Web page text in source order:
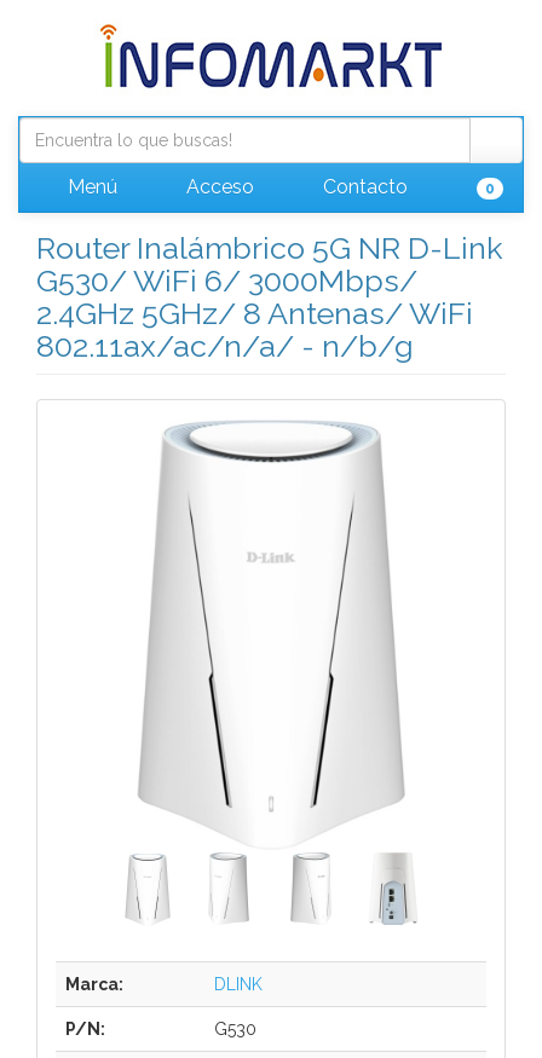
Menú Acceso Contacto 0
Router Inalámbrico 5G NR D-Link
G530/ WiFi 6/ 3000Mbps/
2.4GHz 5GHz/ 8 Antenas/ WiFi
802.11ax/ac/n/a/ - n/b/g
Marca: DLINK
P/N: G530